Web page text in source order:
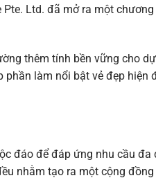
Ltd. đã mở ra một
thêm tính bền vững cho
phần làm nổi bật vẻ đẹp hiện
đáo để đáp ứng nhu cầu đa
nhằm tạo ra một cộng đồng